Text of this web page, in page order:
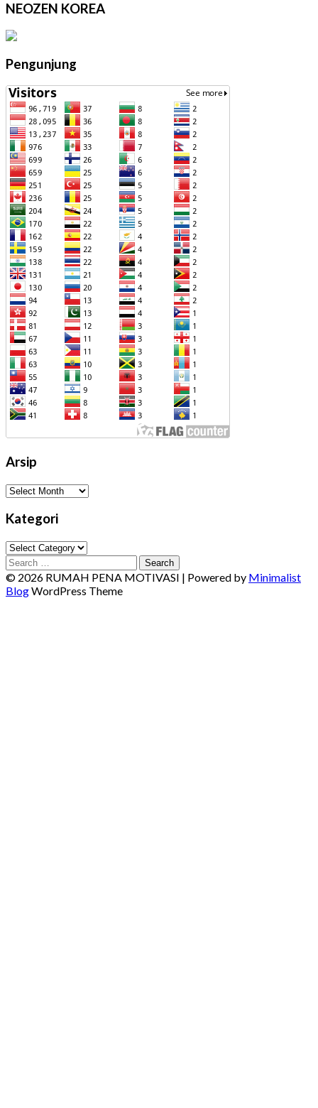
NEOZEN KOREA
Pengunjung
Arsip
Arsip
Kategori
Kategori
Search
for:
© 2026 RUMAH PENA MOTIVASI | Powered by Minimalist
BlogWordPress Theme